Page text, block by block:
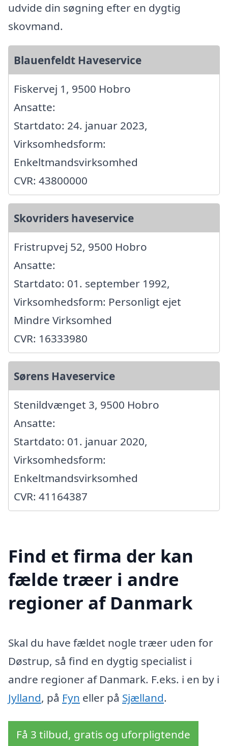
udvide din søgning efter en dygtig
skovmand.
Blauenfeldt Haveservice
Fiskervej 1, 9500 Hobro
Ansatte:
Startdato: 24. januar 2023,
Virksomhedsform:
Enkeltmandsvirksomhed
CVR: 43800000
Skovriders haveservice
Fristrupvej 52, 9500 Hobro
Ansatte:
Startdato: 01. september 1992,
Virksomhedsform: Personligt ejet
Mindre Virksomhed
CVR: 16333980
Sørens Haveservice
Stenildvænget 3, 9500 Hobro
Ansatte:
Startdato: 01. januar 2020,
Virksomhedsform:
Enkeltmandsvirksomhed
CVR: 41164387
Find et firma der kan
fælde træer i andre
regioner af Danmark
Skal du have fældet nogle træer uden for
Døstrup, så find en dygtig specialist i
andre regioner af Danmark. F.eks. i en by i
Jylland, på Fyn eller på Sjælland.
Få 3 tilbud, gratis og uforpligtende